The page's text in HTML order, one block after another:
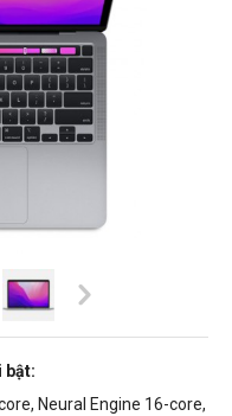
bật:
Neural Engine 16-core,